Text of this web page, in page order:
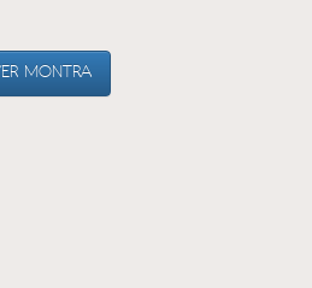
MONTRA